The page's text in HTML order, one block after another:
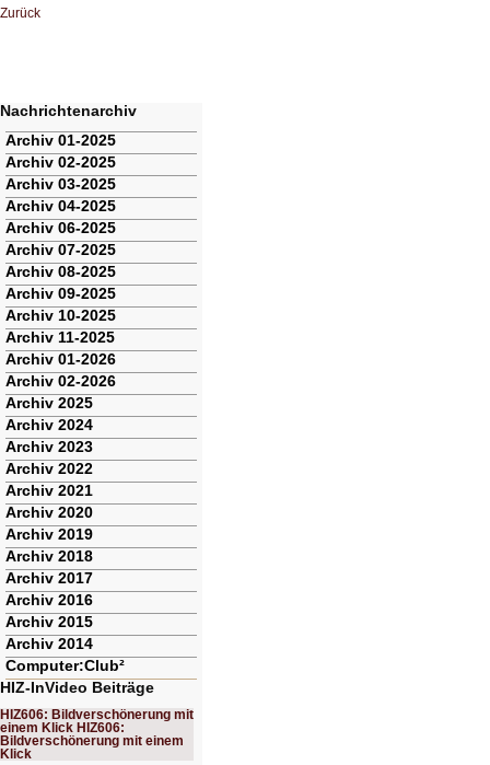
Zurück
Nachrichtenarchiv
Navigation
überspringen
Archiv 01-2025
Archiv 02-2025
Archiv 03-2025
Archiv 04-2025
Archiv 06-2025
Archiv 07-2025
Archiv 08-2025
Archiv 09-2025
Archiv 10-2025
Archiv 11-2025
Archiv 01-2026
Archiv 02-2026
Archiv 2025
Archiv 2024
Archiv 2023
Archiv 2022
Archiv 2021
Archiv 2020
Archiv 2019
Archiv 2018
Archiv 2017
Archiv 2016
Archiv 2015
Archiv 2014
Computer:Club²
HIZ-InVideo Beiträge
HIZ606: Bildverschönerung mit
einem Klick HIZ606:
Bildverschönerung mit einem
Klick